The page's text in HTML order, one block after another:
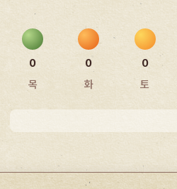
0
목
0
화
0
토